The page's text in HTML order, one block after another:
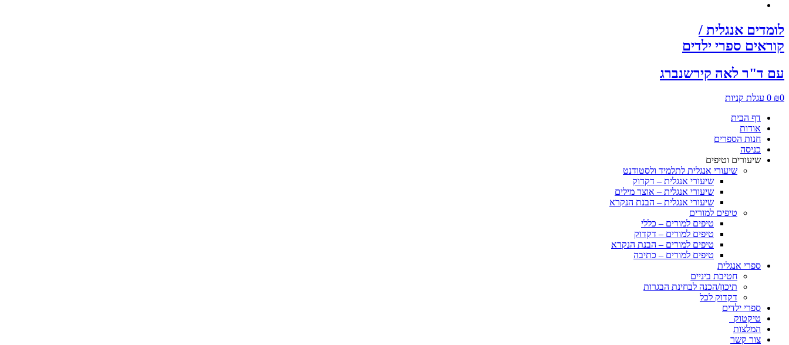
לומדים אנגלית /
קוראים ספרי ילדים
עם ד"ר לאה קירשנברג
₪0
0 עגלת קניות
דף הבית
אודות
חנות הספרים
כניסה
שיעורים וטיפים
שיעורי אנגלית לתלמיד ולסטודנט
שיעורי אנגלית – דקדוק
שיעורי אנגלית – אוצר מילים
שיעורי אנגלית – הבנת הנקרא
טיפים למורים
טיפים למורים – כללי
טיפים למורים – דקדוק
טיפים למורים – הבנת הנקרא
טיפים למורים – כתיבה
ספרי אנגלית
חטיבת ביניים
תיכון/הכנה לבחינת הבגרות
דקדוק לכל
ספרי ילדים
טיקטוק
המלצות
צור קשר